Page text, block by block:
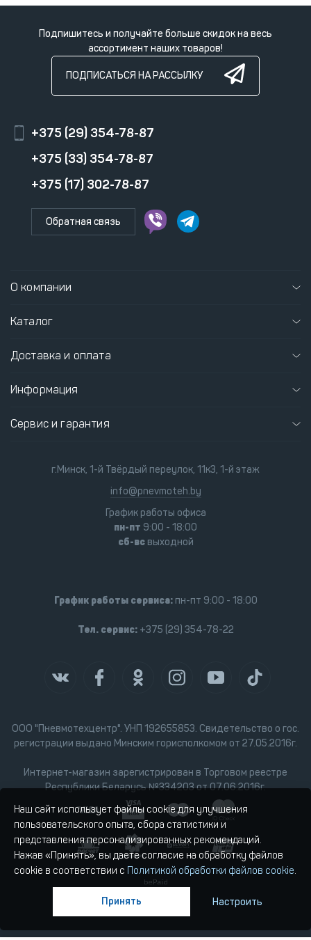
Подпишитесь и получайте больше скидок на весь
ассортимент наших товаров!
ПОДПИСАТЬСЯ НА РАССЫЛКУ
+375 (29) 354-78-87
+375 (33) 354-78-87
+375 (17) 302-78-87
Обратная связь
О компании
Каталог
Доставка и оплата
Информация
Сервис и гарантия
ООО "Пневмотехцентр". УНП 192655853. Свидетельство о гос.
регистрации выдано Минским горисполкомом от 27.05.2016г.
Интернет-магазин зарегистрирован в Торговом реестре
Республики Беларусь №334203 от 07.06.2016г.
г.Минск, 1-й Твёрдый переулок, 11к3, 1-й этаж
info@pnevmoteh.by
График работы офиса
пн-пт 9:00 - 18:00
сб-всвыходной
График работы сервиса:пн-пт 9:00 - 18:00
Тел. сервис:+375 (29) 354-78-22
Наш сайт использует файлы cookie для улучшения
пользовательского опыта, сбора статистики и
представления персонализированных рекомендаций.
Нажав «Принять», вы даете согласие на обработку файлов
cookie в соответствии с Политикой обработки файлов cookie.
Настроить
Принять